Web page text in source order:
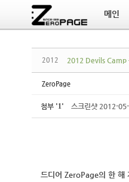
메인
2012 2012 Devils Camp
ZeroPage
첨부 '1' 스크린샷 2012-
드디어 ZeroPage의 한 해
스케치북5
스케치북5